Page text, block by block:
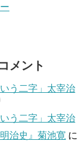
メント
いう二字」太宰治
いう二字」太宰治
明治史』菊池寛 に